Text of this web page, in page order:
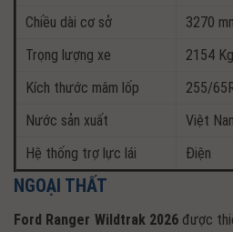
Chiều dài cơ sở
3270
Trọng lượng xe
2154 Kg
Kích thước mâm lốp
255/
Nước sản xuất
Việt
Hệ thống trợ lực lái
Điện
NGOẠI THẤT
Ford Ranger Wildtrak 2026được